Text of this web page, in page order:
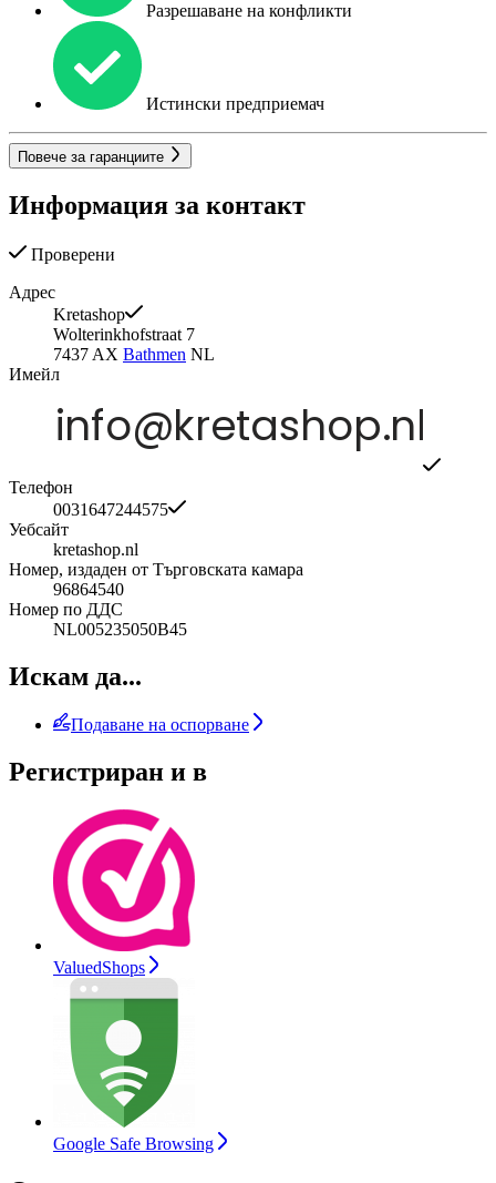
Разрешаване на конфликти
Истински предприемач
Повече за гаранциите
Информация за контакт
Проверени
Адрес
Kretashop
Wolterinkhofstraat 7
7437 AX Bathmen NL
Имейл
Телефон
0031647244575
Уебсайт
kretashop.nl
Номер, издаден от Търговската камара
96864540
Номер по ДДС
NL005235050B45
Искам да...
Подаване на оспорване
Регистриран и в
ValuedShops
Google Safe Browsing